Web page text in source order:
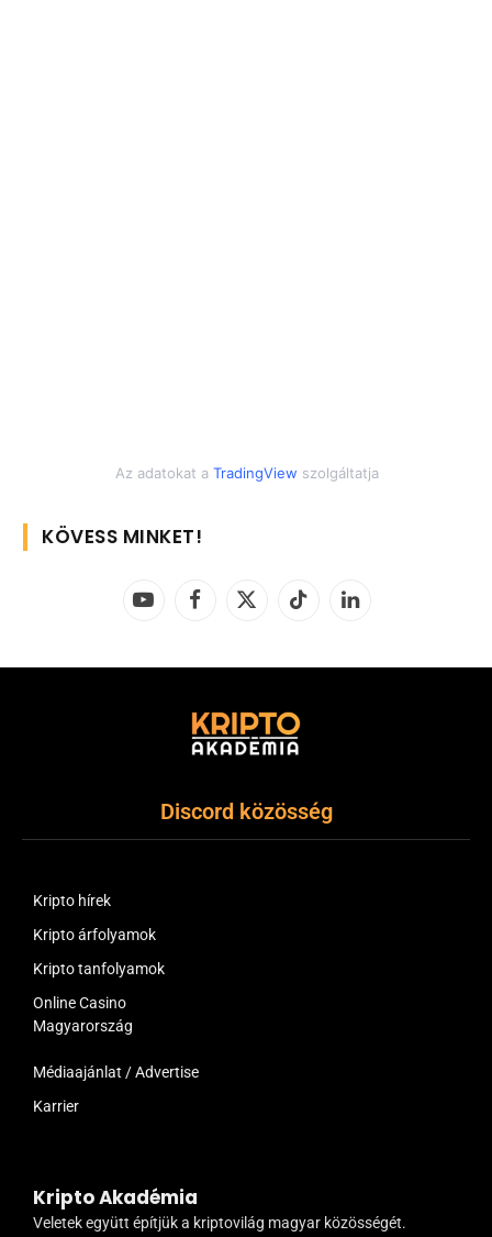
Az adatokat a TradingView szolgáltatja
KÖVESS MINKET!
YouTubeFacebook
X
TikTok LinkedIn
Discord közösség
Kripto hírek
Kripto árfolyamok
Kripto tanfolyamok
Online Casino
Magyarország
Médiaajánlat / Advertise
Karrier
Kripto Akadémia
Veletek együtt építjük a kriptovilág magyar közösségét.